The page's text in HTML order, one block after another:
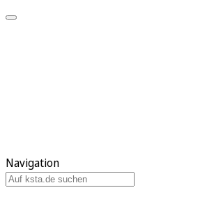
Navigation